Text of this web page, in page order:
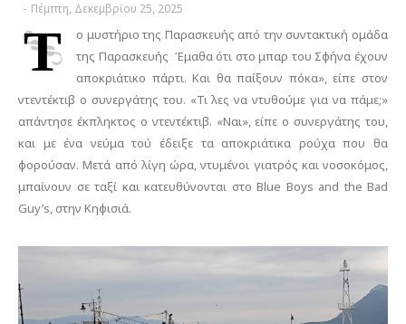
- Πέμπτη, Δεκεμβρίου 25, 2025
Τ
ο μυστήριο της Παρασκευής από την συντακτική ομάδα
της Παρασκευής Έμαθα ότι στο μπαρ του Σφήνα έχουν
αποκριάτικο πάρτι. Και θα παίξουν πόκα», είπε στον
ντεντέκτιβ ο συνεργάτης του. «Τι λες να ντυθούμε για να πάμε;»
απάντησε έκπληκτος ο ντεντέκτιβ. «Ναι», είπε ο συνεργάτης του,
και με ένα νεύμα τού έδειξε τα αποκριάτικα ρούχα που θα
φορούσαν. Μετά από λίγη ώρα, ντυμένοι γιατρός και νοσοκόμος,
μπαίνουν σε ταξί και κατευθύνονται στο Blue Boys and the Bad
Guy’s, στην Κηφισιά.